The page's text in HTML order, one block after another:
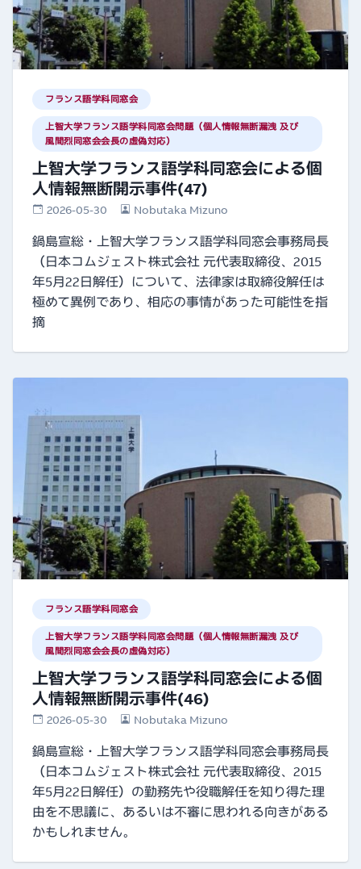
フランス語学科同窓会
上智大学フランス語学科同窓会問題（個人情報無断漏洩 及び
風間烈同窓会会長の虚偽対応）
上智大学フランス語学科同窓会による個
人情報無断開示事件(47)
2026-05-30 Nobutaka Mizuno
鍋島宣総・上智大学フランス語学科同窓会事務局長
（日本コムジェスト株式会社 元代表取締役、2015
年5月22日解任）について、法律家は取締役解任は
極めて異例であり、相応の事情があった可能性を指
摘
フランス語学科同窓会
上智大学フランス語学科同窓会問題（個人情報無断漏洩 及び
風間烈同窓会会長の虚偽対応）
上智大学フランス語学科同窓会による個
人情報無断開示事件(46)
2026-05-30 Nobutaka Mizuno
鍋島宣総・上智大学フランス語学科同窓会事務局長
（日本コムジェスト株式会社 元代表取締役、2015
年5月22日解任）の勤務先や役職解任を知り得た理
由を不思議に、あるいは不審に思われる向きがある
かもしれません。